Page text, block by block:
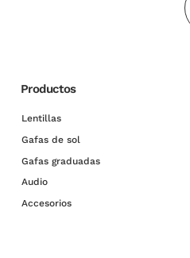
Productos
Lentillas
Gafas de sol
Gafas graduadas
Audio
Accesorios